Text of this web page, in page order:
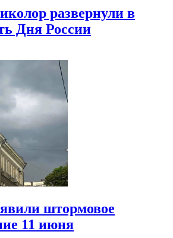
развернули в
Дня России
штормовое
11 июня